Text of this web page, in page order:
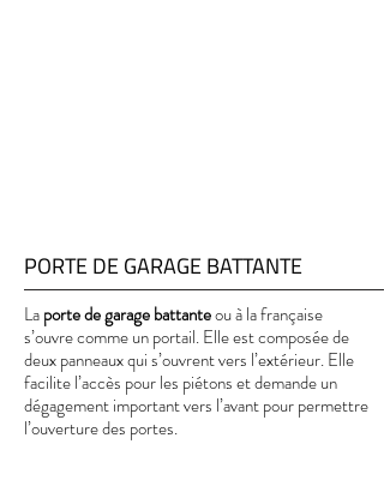
PORTE DE GARAGE BATTANTE
Laporte de garage battanteou à la française
s’ouvre comme un portail. Elle est composée de
deux panneaux qui s’ouvrent vers l’extérieur. Elle
facilite l’accès pour les piétons et demande un
dégagement important vers l’avant pour permettre
l’ouverture des portes.